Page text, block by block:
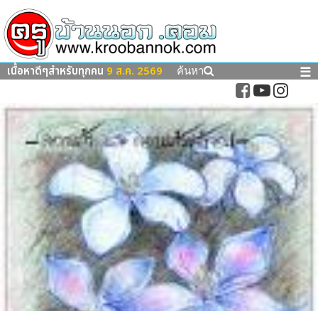
เนื้อหาดีๆสำหรับทุกคน 9 ส.ค. 2569 ค้นหา ☰